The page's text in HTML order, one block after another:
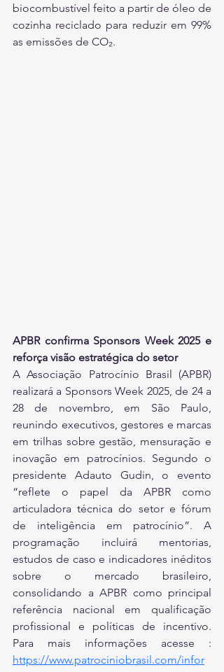
biocombustível feito a partir de óleo de
cozinha reciclado para reduzir em 99%
as emissões de CO₂.
APBR confirma Sponsors Week 2025 e
reforça visão estratégica do setor
A Associação Patrocínio Brasil (APBR)
realizará a Sponsors Week 2025, de 24 a
28 de novembro, em São Paulo,
reunindo executivos, gestores e marcas
em trilhas sobre gestão, mensuração e
inovação em patrocínios. Segundo o
presidente Adauto Gudin, o evento
“reflete o papel da APBR como
articuladora técnica do setor e fórum
de inteligência em patrocínio”. A
programação incluirá mentorias,
estudos de caso e indicadores inéditos
sobre o mercado brasileiro,
consolidando a APBR como principal
referência nacional em qualificação
profissional e políticas de incentivo.
https://www.patrociniobrasil.com/infor